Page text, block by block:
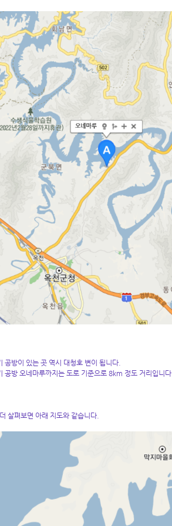
방이 있는 곳 역시 대청호 변이 됩니다.
방 오네마루까지는 도로 기준으로 8km 정도 거리입니다.
살펴보면 아래 지도와 같습니다.